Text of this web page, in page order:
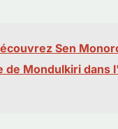
Sen
de Mondulkiri dans